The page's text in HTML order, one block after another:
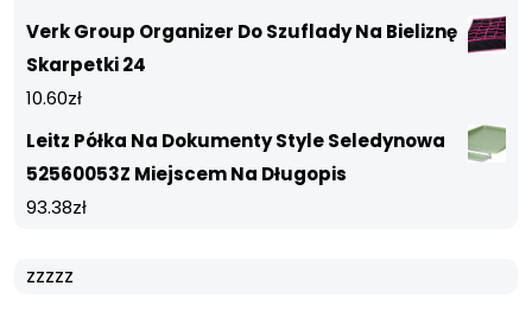
Verk Group Organizer Do Szuflady Na Bieliznę
Skarpetki 24
10.60zł
Leitz Półka Na Dokumenty Style Seledynowa
52560053Z Miejscem Na Długopis
93.38zł
zzzzz